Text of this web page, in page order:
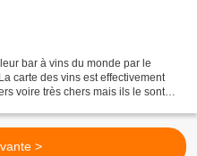
bar à vins du monde par le
carte des vins est effectivement
voire très chers mais ils le sont
>